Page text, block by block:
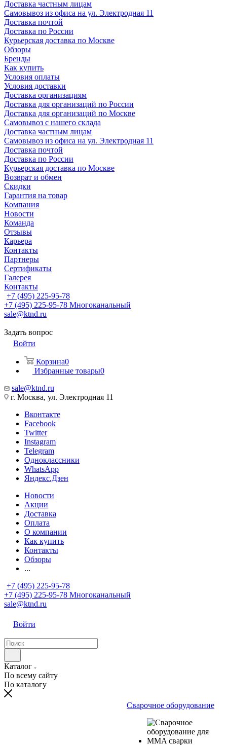
Доставка частным лицам
Самовывоз из офиса на ул. Электродная 11
Доставка почтой
Доставка по России
Курьерская доставка по Москве
Обзоры
Бренды
Как купить
Условия оплаты
Условия доставки
Доставка организациям
Доставка для организаций по России
Доставка для организаций по Москве
Самовывоз с нашего склада
Доставка частным лицам
Самовывоз из офиса на ул. Электродная 11
Доставка почтой
Доставка по России
Курьерская доставка по Москве
Возврат и обмен
Скидки
Гарантия на товар
Компания
Новости
Команда
Отзывы
Карьера
Контакты
Партнеры
Сертификаты
Галерея
Контакты
+7 (495) 225-95-78
+7 (495) 225-95-78 Многоканальный
sale@ktnd.ru
Задать вопрос
Войти
Корзина0
Избранные товары0
sale@ktnd.ru
г. Москва, ул. Электродная 11
Вконтакте
Facebook
Twitter
Instagram
Telegram
Одноклассники
WhatsApp
Яндекс.Дзен
Новости
Акции
Доставка
Оплата
О компании
Как купить
Контакты
Обзоры
...
+7 (495) 225-95-78
+7 (495) 225-95-78 Многоканальный
sale@ktnd.ru
Войти
Каталог
По всему сайту
По каталогу
Сварочное оборудование